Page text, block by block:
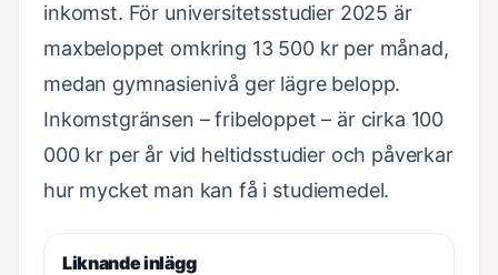
inkomst. För universitetsstudier 2025 är
maxbeloppet omkring 13 500 kr per månad,
medan gymnasienivå ger lägre belopp.
Inkomstgränsen – fribeloppet – är cirka 100
000 kr per år vid heltidsstudier och påverkar
hur mycket man kan få i studiemedel.
Liknande inlägg